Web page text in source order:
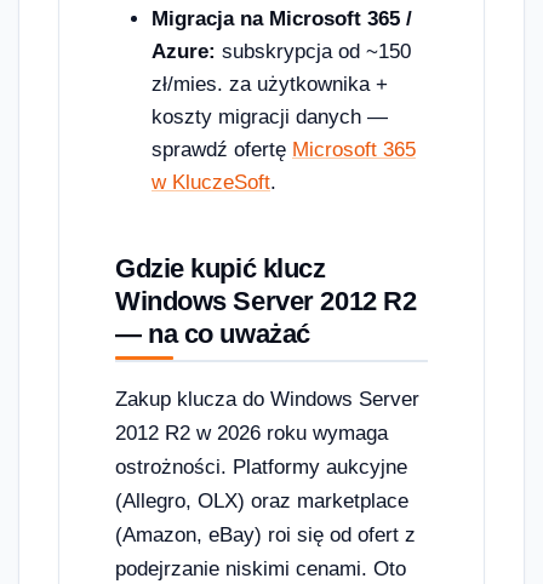
Migracja na Microsoft 365 /
Azure: subskrypcja od ~150
zł/mies. za użytkownika +
koszty migracji danych —
sprawdź ofertę Microsoft 365
w KluczeSoft.
Gdzie kupić klucz
Windows Server 2012 R2
— na co uważać
Zakup klucza do Windows Server
2012 R2 w 2026 roku wymaga
ostrożności. Platformy aukcyjne
(Allegro, OLX) oraz marketplace
(Amazon, eBay) roi się od ofert z
podejrzanie niskimi cenami. Oto